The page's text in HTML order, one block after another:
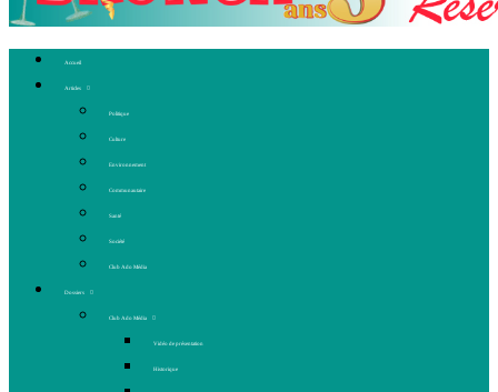
Accueil
Articles
Politique
Culture
Environnement
Communautaire
Santé
Société
Club Ado Média
Dossiers
Club Ado Média
Vidéo de présentation
Historique